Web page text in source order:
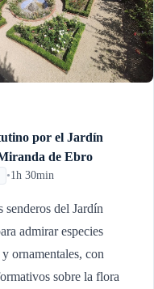
por el Jardín
de Ebro
•1h 30min
senderos del Jardín
admirar especies
ornamentales, con
sobre la flora